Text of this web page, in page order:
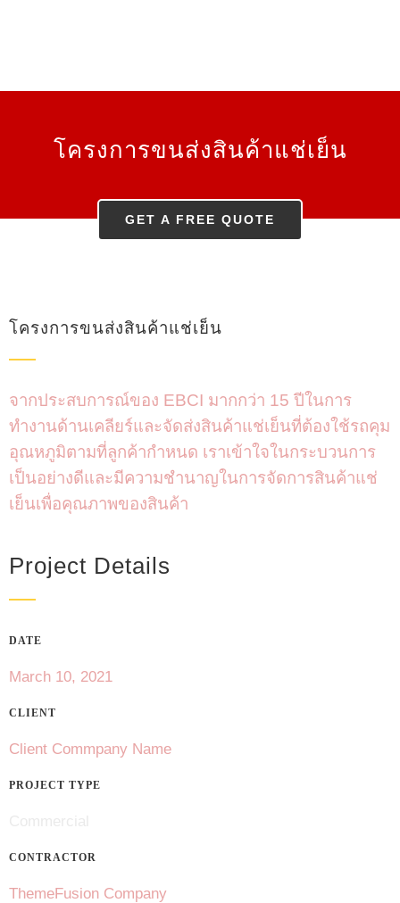
โครงการขนส่งสินค้าแช่เย็น
GET A FREE QUOTE
โครงการขนส่งสินค้าแช่เย็น
จากประสบการณ์ของ EBCI มากกว่า 15 ปีในการ
ทำงานด้านเคลียร์และจัดส่งสินค้าแช่เย็นที่ต้องใช้รถคุม
อุณหภูมิตามที่ลูกค้ากำหนด เราเข้าใจในกระบวนการ
เป็นอย่างดีและมีความชำนาญในการจัดการสินค้าแช่
เย็นเพื่อคุณภาพของสินค้า
Project Details
DATE
March 10, 2021
CLIENT
Client Commpany Name
PROJECT TYPE
CONTRACTOR
ThemeFusion Company